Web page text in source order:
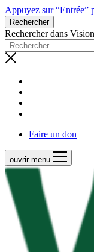
Appuyez sur “Entrée”
Rechercher
Rechercher dans
Faire un don
ouvrir menu